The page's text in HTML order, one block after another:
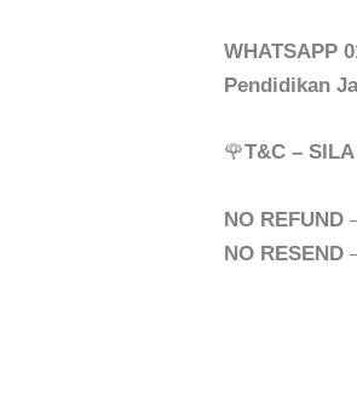
WHATSAPP
Pendidikan
🌹T&C –
NO REFUND
NO RESEND